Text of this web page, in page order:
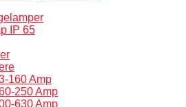
IP 65
160 Amp
250 Amp
630 Amp